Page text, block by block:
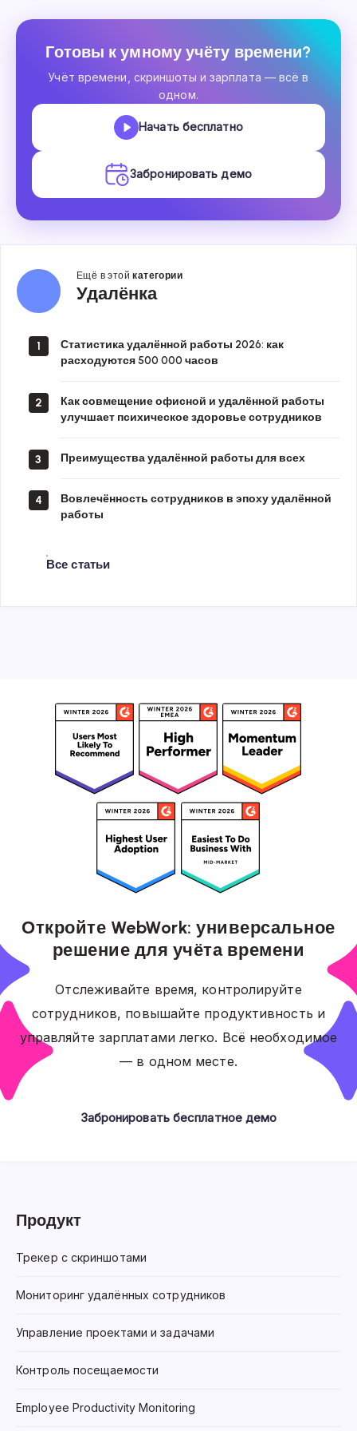
Готовы к умному учёту времени?
Учёт времени, скриншоты и зарплата — всё в
одном.
Начать бесплатно
Забронировать демо
Ещё в этойкатегории
Удалёнка
Удалёнка
1
Статистика удалённой работы 2026: как
расходуются 500 000 часов
2
Как совмещение офисной и удалённой работы
улучшает психическое здоровье сотрудников
3 Преимущества удалённой работы для всех
4
Вовлечённость сотрудников в эпоху удалённой
работы
Все статьи
Откройте WebWork: универсальное
решение для учёта времени
Отслеживайте время, контролируйте
сотрудников, повышайте продуктивность и
управляйте зарплатами легко. Всё необходимое
— в одном месте.
Забронировать бесплатное демо
Продукт
Трекер с скриншотами
Мониторинг удалённых сотрудников
Управление проектами и задачами
Контроль посещаемости
Employee Productivity Monitoring